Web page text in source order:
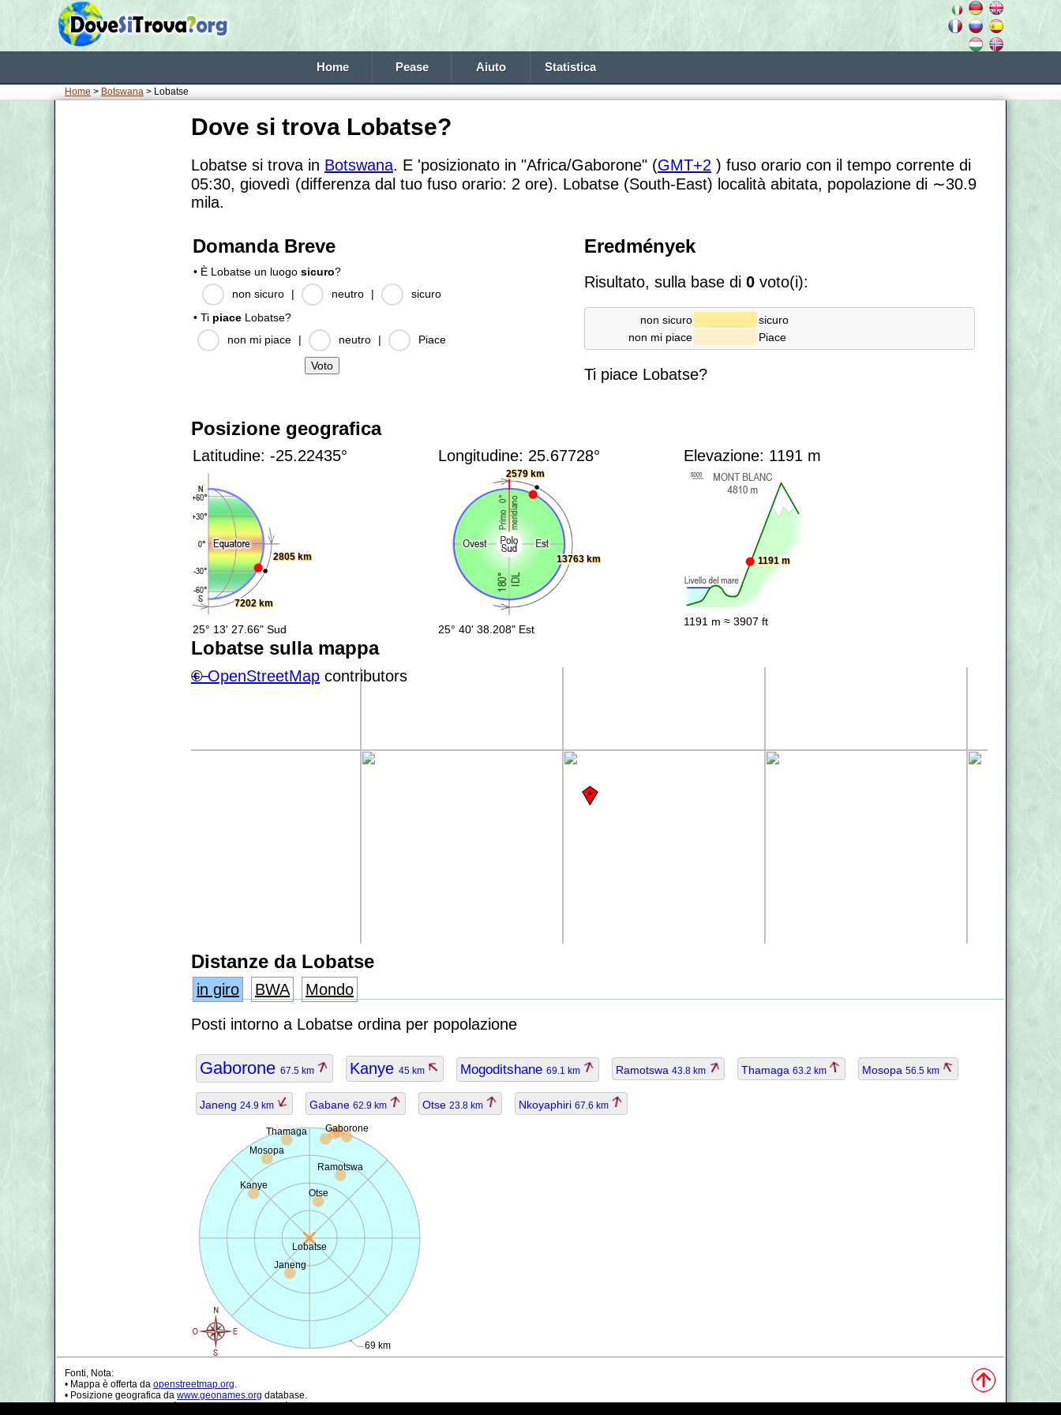
Home Pease Aiuto Statistica
Home > Botswana > Lobatse
Dove si trova Lobatse?
Lobatse si trova in Botswana. E 'posizionato in "Africa/Gaborone" (GMT+2 ) fuso orario con il tempo corrente di
05:30, giovedì (differenza dal tuo fuso orario: 2 ore). Lobatse (South-East) località abitata, popolazione di ∼30.9
mila.
Domanda Breve
• È Lobatse un luogo sicuro?
non sicuro
| neutro |
sicuro
• Ti piace Lobatse?
non mi piace
| neutro | Piace
Eredmények
Risultato, sulla base di0 voto(i):
non sicuro
sicuro
non mi piace
Piace
Ti piace Lobatse?
Posizione geografica
Latitudine: -25.22435°
7202 km
2805 km
25° 13' 27.66" Sud
Longitudine: 25.67728°
2579 km
13763 km
25° 40' 38.208" Est
Elevazione: 1191 m
1191 m
1191 m ≈ 3907 ft
Lobatse sulla mappa
+−
©OpenStreetMap contributors
Distanze da Lobatse
in giro BWA
Mondo
Posti intorno a Lobatse ordina per popolazione
Gaborone 67.5 km Kanye 45 km Mogoditshane 69.1 km Ramotswa 43.8 km Thamaga 63.2 km Mosopa 56.5 km
Janeng 24.9 km Gabane 62.9 km Otse 23.8 km Nkoyaphiri 67.6 km
Lobatse
69 km
Gaborone
Kanye
Ramotswa
Thamaga
Mosopa
Janeng
Otse
Fonti, Nota:
• Mappa è offerta da openstreetmap.org.
• Posizione geografica da www.geonames.org database.